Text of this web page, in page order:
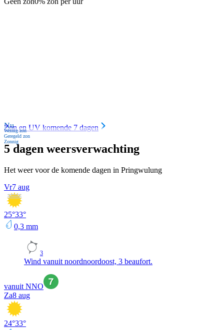
Nu
Weinig zon
Geregeld zon
Zonnig
Zon en UV komende 7 dagen
5 dagen weersverwachting
Het weer voor de komende dagen in Pringwulung
Vr7 aug
25°33°
0,3 mm
3
Wind vanuit noordnoordoost, 3 beaufort.
vanuit NNO
Za8 aug
24°33°